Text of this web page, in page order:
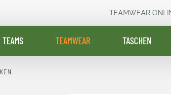
TEAMWEAR
TEAMS TEAMWEAR TASCHEN